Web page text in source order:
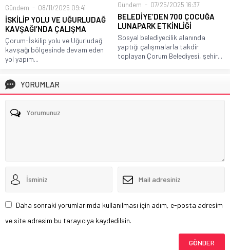
Gündem 08/11/2025 09:41
İSKİLİP YOLU VE UĞURLUDAĞ
KAVŞAĞI’NDA ÇALIŞMA
Çorum-İskilip yolu ve Uğurludağ
kavşağı bölgesinde devam eden
yol yapım...
Gündem 07/25/2025 16:37
BELEDİYE’DEN 700 ÇOCUĞA
LUNAPARK ETKİNLİĞİ
Sosyal belediyecilik alanında
yaptığı çalışmalarla takdir
toplayan Çorum Belediyesi, şehir...
YORUMLAR
Daha sonraki yorumlarımda kullanılması için adım, e-posta adresim
ve site adresim bu tarayıcıya kaydedilsin.